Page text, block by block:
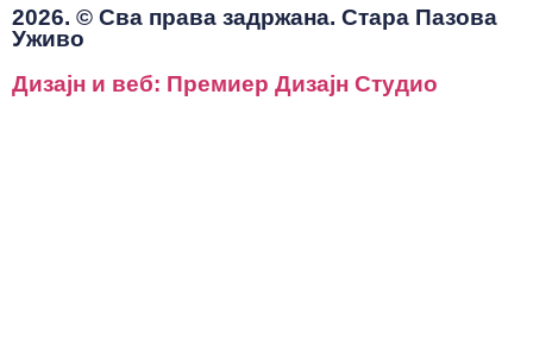
2026. © Сва права задржана. Стара Пазова
Уживо
Дизајн и веб: Премиер Дизајн Студио